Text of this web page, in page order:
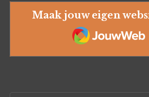
Maak jouw eigen
JouwWeb